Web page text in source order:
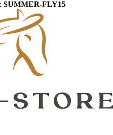
SUMMER-FLY15